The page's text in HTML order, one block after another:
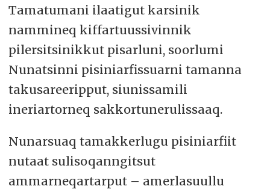
Tamatumani ilaatigut karsinik
nammineq kiffartuussivinnik
pilersitsinikkut pisarluni, soorlumi
Nunatsinni pisiniarfissuarni tamanna
takusareeripput, siunissamili
ineriartorneq sakkortunerulissaaq.
Nunarsuaq tamakkerlugu pisiniarfiit
nutaat sulisoqanngitsut
ammarneqartarput – amerlasuullu